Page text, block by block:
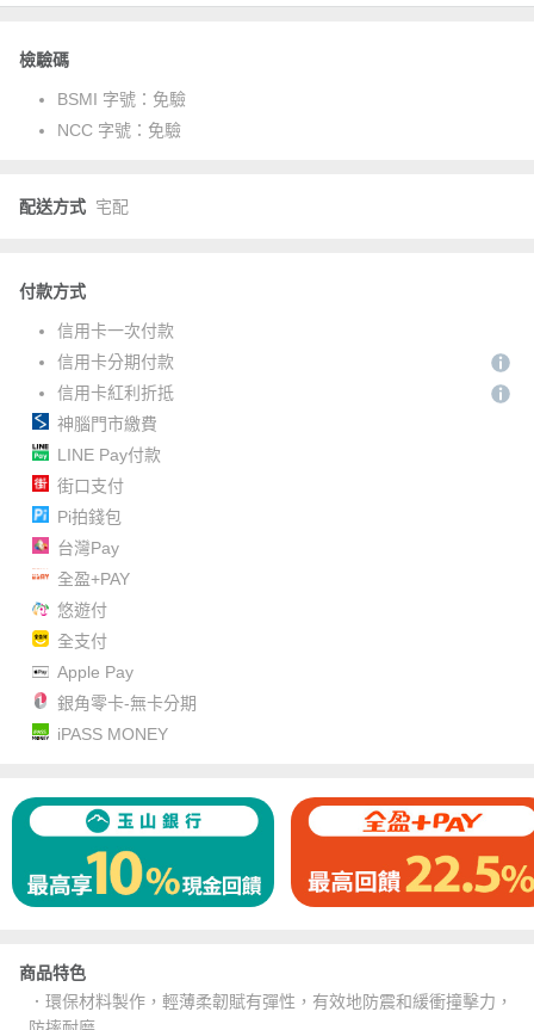
檢驗碼
BSMI 字號： 免驗
NCC 字號： 免驗
配送方式 宅配
付款方式
信用卡一次付款
信用卡分期付款
信用卡紅利折抵
神腦門市繳費
LINE Pay付款
街口支付
Pi拍錢包
台灣Pay
全盈+PAY
悠遊付
全支付
Apple Pay
銀角零卡-無卡分期
iPASS MONEY
商品特色
．環保材料製作，輕薄柔韌賦有彈性，有效地防震和緩衝撞擊力，